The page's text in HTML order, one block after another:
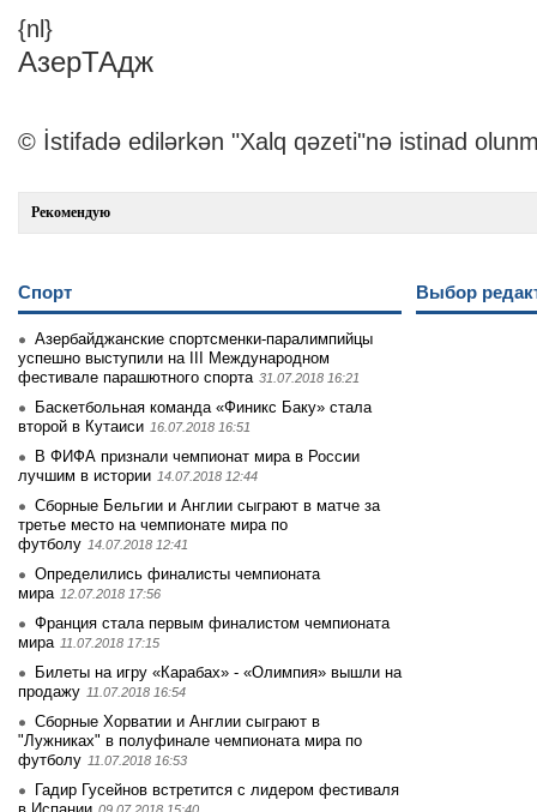
{nl}
АзерТАдж
© İstifadə edilərkən "Xalq qəzeti"nə istinad
Рекомендую
Спорт
Азербайджанские спортсменки-паралимпийцы
успешно выступили на III Международном
фестивале парашютного спорта 31.07.2018 16:21
Баскетбольная команда «Финикс Баку» стала
второй в Кутаиси 16.07.2018 16:51
В ФИФА признали чемпионат мира в России
лучшим в истории 14.07.2018 12:44
Сборные Бельгии и Англии сыграют в матче за
третье место на чемпионате мира по
футболу 14.07.2018 12:41
Определились финалисты чемпионата
мира 12.07.2018 17:56
Франция стала первым финалистом чемпионата
мира 11.07.2018 17:15
Билеты на игру «Карабах» - «Олимпия» вышли на
продажу 11.07.2018 16:54
Сборные Хорватии и Англии сыграют в
"Лужниках" в полуфинале чемпионата мира по
футболу 11.07.2018 16:53
Гадир Гусейнов встретится с лидером фестиваля
Выбор